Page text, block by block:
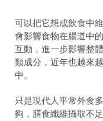
可以把它想成飲食中
會影響食物在腸道中
互動，進一步影響整
類成分，近年也越來
中。
只是現代人平常外食
夠，膳食纖維攝取不